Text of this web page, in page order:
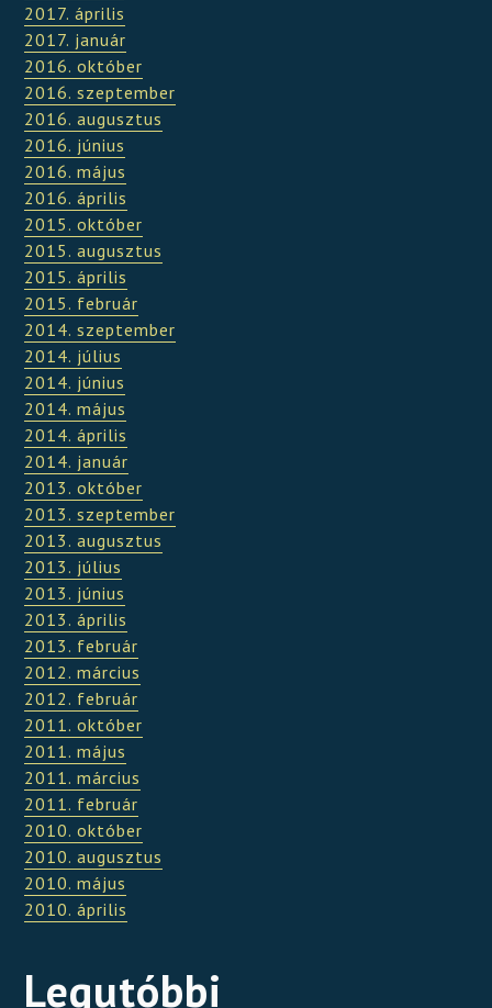
2017. április
2017. január
2016. október
2016. szeptember
2016. augusztus
2016. június
2016. május
2016. április
2015. október
2015. augusztus
2015. április
2015. február
2014. szeptember
2014. július
2014. június
2014. május
2014. április
2014. január
2013. október
2013. szeptember
2013. augusztus
2013. július
2013. június
2013. április
2013. február
2012. március
2012. február
2011. október
2011. május
2011. március
2011. február
2010. október
2010. augusztus
2010. május
2010. április
Legutóbbi